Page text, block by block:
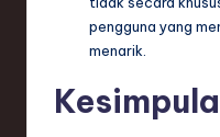
pengguna yang
menarik.